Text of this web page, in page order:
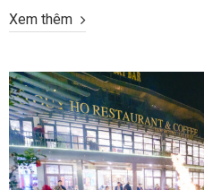
gây dấu ấn...
Xem thêm